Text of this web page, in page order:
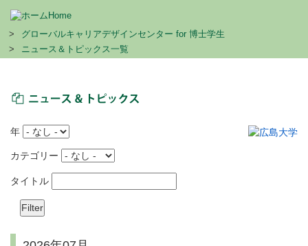
Home
グローバルキャリアデザインセンター for 博士学生
ニュース＆トピックス一覧
年
カテゴリー
タイトル